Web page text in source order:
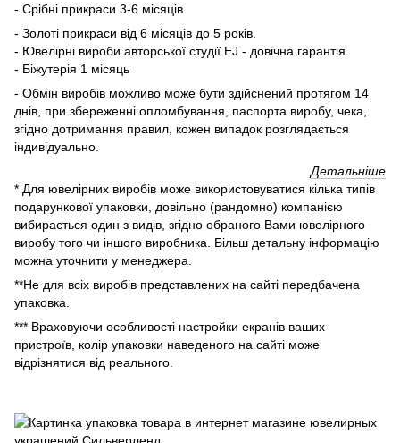
- Срібні прикраси 3-6 місяців
- Золоті прикраси від 6 місяців до 5 років.
- Ювелірні вироби авторської студії EJ - довічна гарантія.
- Біжутерія 1 місяць
- Обмін виробів можливо може бути здійснений протягом 14
днів, при збереженні опломбування, паспорта виробу, чека,
згідно дотримання правил, кожен випадок розглядається
індивідуально.
Детальніше
* Для ювелірних виробів може використовуватися кілька типів
подарункової упаковки, довільно (рандомно) компанією
вибирається один з видів, згідно обраного Вами ювелірного
виробу того чи іншого виробника. Більш детальну інформацію
можна уточнити у менеджера.
**Не для всіх виробів представлених на сайті передбачена
упаковка.
*** Враховуючи особливості настройки екранів ваших
пристроїв, колір упаковки наведеного на сайті може
відрізнятися від реального.